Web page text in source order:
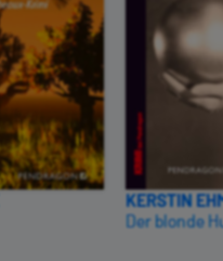
KERSTIN
Der blonde